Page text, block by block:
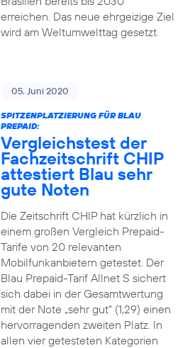
erreichen. Das neue ehrgeizige Ziel
wird am Weltumwelttag gesetzt.
05. Juni 2020
SPITZENPLATZIERUNG FÜR BLAU
PREPAID:
Vergleichstest der
Fachzeitschrift CHIP
attestiert Blau sehr
gute Noten
Die Zeitschrift CHIP hat kürzlich in
einem großen Vergleich Prepaid-
Tarife von 20 relevanten
Mobilfunkanbietern getestet. Der
Blau Prepaid-Tarif Allnet S sichert
sich dabei in der Gesamtwertung
mit der Note „sehr gut“ (1,29) einen
hervorragenden zweiten Platz. In
allen vier getesteten Kategorien